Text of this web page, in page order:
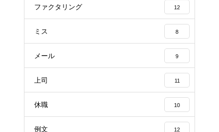
ファクタリング 12
ミス 8
メール 9
上司 11
休職 10
例文 12